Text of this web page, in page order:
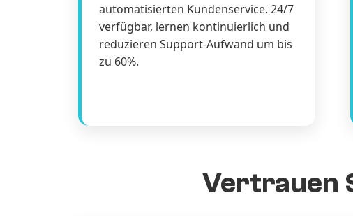
automatisierten Kundenservice. 24/7
verfügbar, lernen kontinuierlich und
reduzieren Support-Aufwand um bis
zu 60%.
Vertrauen